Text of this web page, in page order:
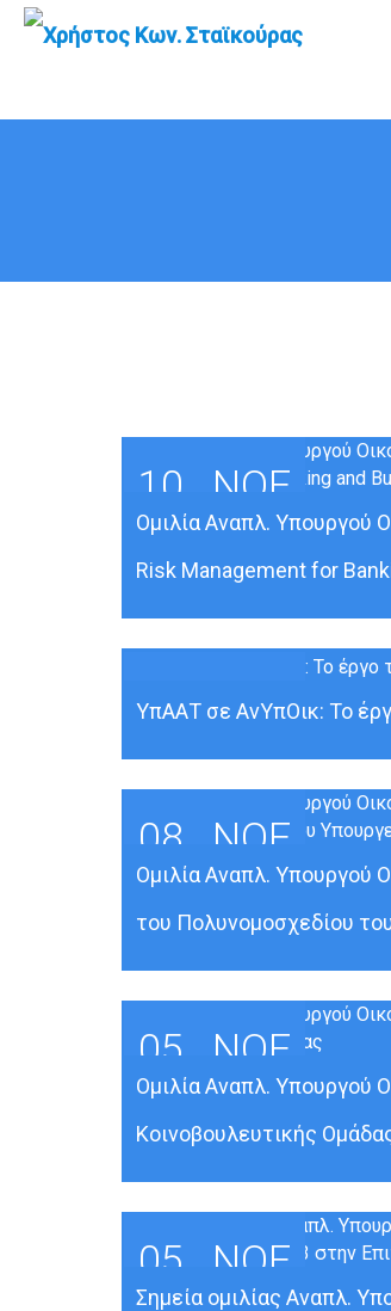
10 ΝΟΈ
Ομιλία Αναπλ. Υπουργού
Risk Management for
08 ΝΟΈ
ΥπΑΑΤ σε ΑνΥπΟικ: Το
08 ΝΟΈ
Ομιλία Αναπλ. Υπουργού
του Πολυνομοσχεδίου
05 ΝΟΈ
Ομιλία Αναπλ. Υπουργού
Κοινοβουλευτικής
05 ΝΟΈ
Σημεία ομιλίας Αναπλ.